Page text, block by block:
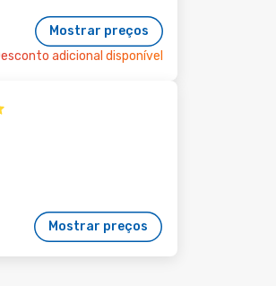
Mostrar preços
adicional disponível
Mostrar preços